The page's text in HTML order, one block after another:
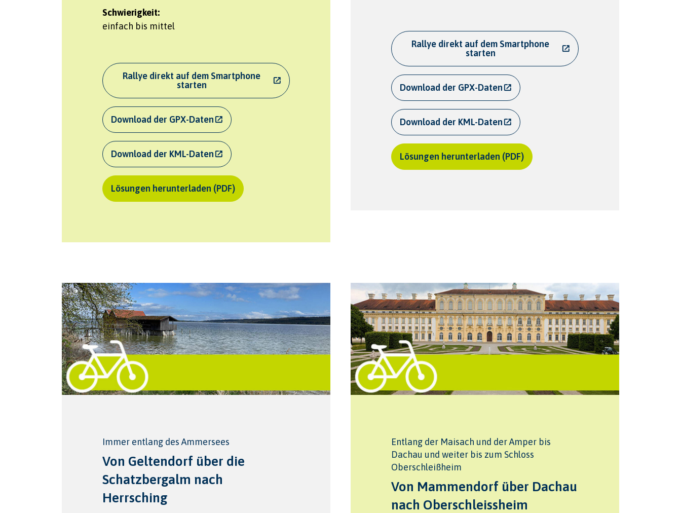
Schwierigkeit:
einfach bis mittel
Rallye direkt auf dem Smartphone
starten
Download der GPX-Daten
Download der KML-Daten
Lösungen herunterladen (PDF)
Rallye direkt auf dem Smartphone
starten
Download der GPX-Daten
Download der KML-Daten
Lösungen herunterladen (PDF)
Immer entlang des Ammersees
Von Geltendorf über die
Schatzbergalm nach
Herrsching
Entlang der Maisach und der Amper bis
Dachau und weiter bis zum Schloss
Oberschleißheim
Von Mammendorf über Dachau
nach Oberschleissheim